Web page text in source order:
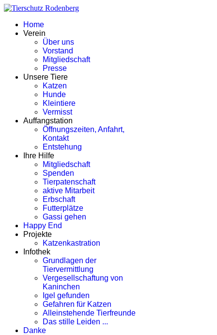
Home
Verein
Über uns
Vorstand
Mitgliedschaft
Presse
Unsere Tiere
Katzen
Hunde
Kleintiere
Vermisst
Auffangstation
Öffnungszeiten, Anfahrt,
Kontakt
Entstehung
Ihre Hilfe
Mitgliedschaft
Spenden
Tierpatenschaft
aktive Mitarbeit
Erbschaft
Futterplätze
Gassi gehen
Happy End
Projekte
Katzenkastration
Infothek
Grundlagen der
Tiervermittlung
Vergesellschaftung von
Kaninchen
Igel gefunden
Gefahren für Katzen
Alleinstehende Tierfreunde
Das stille Leiden ...
Danke